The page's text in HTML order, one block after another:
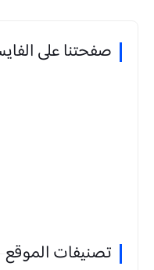
صفحتنا على
تصنيفات الموقع